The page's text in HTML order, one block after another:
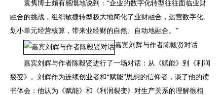
袁隽博士颇有感慨地说到：“企业的数字化转型往往面临业财
融合的挑战，组织敏捷转型极大地简化了业财融合，运营数字化、
划小单元经营核算，带来业经财的自然、自动地融合。”
嘉宾刘辉与作者陈毅贤对话
嘉宾刘辉与作者陈毅贤进行了一场对话：从《赋能》到《利润
裂变》。刘辉作为连续创业者和“赋能”思想的信仰者，谈了他的读
书体会：他认为《赋能》和《利润裂变》对生产关系的理解很相